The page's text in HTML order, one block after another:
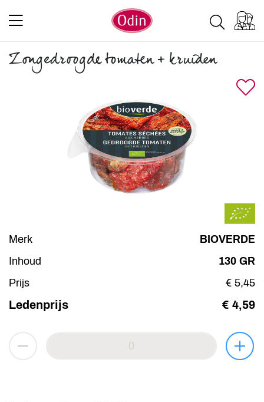
Zongedroogde tomaten + kruiden
Merk
BIOVERDE
Inhoud
130 GR
Prijs
€ 5,45
Ledenprijs € 4,59